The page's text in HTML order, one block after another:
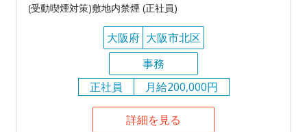
(受動喫煙対策)敷地内禁煙 (正社員)
大阪府 大阪市北区
事務
正社員
月給200,000円
詳細を見る